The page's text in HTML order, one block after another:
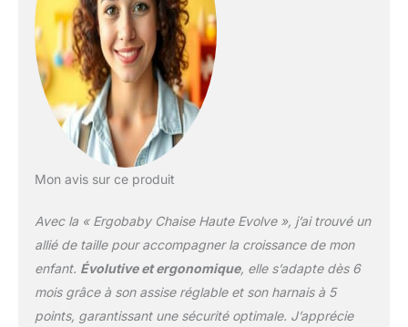
jeunes enfants (mode 2)
pour plus de flexibilité
pendant la croissance (à
partir d'environ 36 mois),
tour d‘apprentissge
(mode 3, vendu
séparément) pour plus
Le harnais 5 points
amovible assure un
maintien sûr dans le
siège bébé. Le siège est
réglable en hauteur pour
les enfants plus âgés et
Mon avis sur ce produit
Avec la « Ergobaby Chaise Haute Evolve », j’ai trouvé un
allié de taille pour accompagner la croissance de mon
enfant. Évolutive et ergonomique, elle s’adapte dès 6
mois grâce à son assise réglable et son harnais à 5
points, garantissant une sécurité optimale. J’apprécie